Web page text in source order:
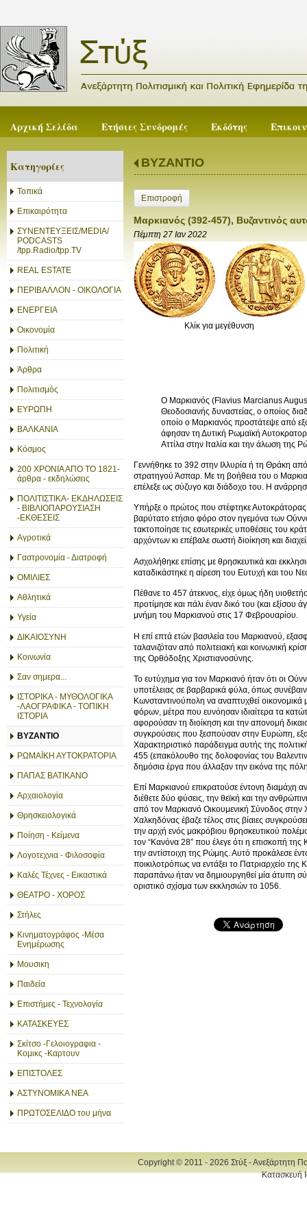
Αρχική Σελίδα Ετήσιες Συνδρομές Εκδότης
Κατηγορίες
Τοπικά
Επικαιρότητα
ΣΥΝΕΝΤΕΥΞΕΙΣ/MEDIA/
PODCASTS
/tpp.Radio/tpp.TV
REAL ESTATE
ΠΕΡΙΒΑΛΛΟΝ - ΟΙΚΟΛΟΓΙΑ
ΕΝΕΡΓΕΙΑ
Οικονομία
Πολιτική
Άρθρα
Πολιτισμός
ΕΥΡΩΠΗ
ΒΑΛΚΑΝΙΑ
Κόσμος
200 ΧΡΟΝΙΑ ΑΠΟ ΤΟ 1821-
άρθρα - εκδηλώσεις
ΠΟΛΙΤΙΣΤΙΚΑ- ΕΚΔΗΛΩΣΕΙΣ
- ΒΙΒΛΙΟΠΑΡΟΥΣΙΑΣΗ
-ΕΚΘΕΣΕΙΣ
Αγροτικά
Γαστρονομία - Διατροφή
ΟΜΙΛΙΕΣ
Αθλητικά
Υγεία
ΔΙΚΑΙΟΣΥΝΗ
Κοινωνία
Σαν σημερα...
ΙΣΤΟΡΙΚΑ - ΜΥΘΟΛΟΓΙΚΑ
-ΛΑΟΓΡΑΦΙΚΑ - ΤΟΠΙΚΗ
ΙΣΤΟΡΙΑ
ΒΥΖΑΝΤΙΟ
ΡΩΜΑΪΚΗ ΑΥΤΟΚΡΑΤΟΡΙΑ
ΠΑΠΑΣ ΒΑΤΙΚΑΝΟ
Αρχαιολογία
Θρησκειολογικά
Ποίηση - Κείμενα
Λογοτεχνια - Φιλοσοφία
Καλές Τέχνες - Εικαστικά
ΘΕΑΤΡΟ - ΧΟΡΟΣ
Στήλες
Κινηματογράφος -Μέσα
Ενημέρωσης
Μουσικη
Παιδεία
Επιστήμες - Τεχνολογία
ΚΑΤΑΣΚΕΥΕΣ
Σκίτσο -Γελοιογραφια -
Κομικς -Καρτουν
ΕΠΙΣΤΟΛΕΣ
ΑΣΤΥΝΟΜΙΚΑ ΝΕΑ
ΠΡΩΤΟΣΕΛΙΔΟ του μήνα
ΒΥΖΑΝΤΙΟ
Επιστροφή
Μαρκιανός (392-457), Βυζαντινός
Πέμπτη 27 Ιαν 2022
Κλίκ για μεγέθυνση
Ο Μαρκιανός (Flavius Marcianus
Θεοδοσιανής δυναστείας, ο οποίος
οποίο ο Μαρκιανός προστάτεψε από
άφησαν τη Δυτική Ρωμαϊκή
Αττίλα στην Ιταλία και την άλωση
Γεννήθηκε το 392 στην Ιλλυρία ή τη Θράκη
στρατηγού Άσπαρ. Με τη βοήθεια του ο
επέλεξε ως σύζυγο και διάδοχο του. Η
Υπήρξε ο πρώτος που στέφτηκε
βαρύτατο ετήσιο φόρο στον ηγεμόνα των
τακτοποίησε τις εσωτερικές υποθέσεις του
αρχόντων κι επέβαλε σωστή διοίκηση και
Ασχολήθηκε επίσης με θρησκευτικά και
καταδικάστηκε η αίρεση του Ευτυχή και του
Πέθανε το 457 άτεκνος, είχε όμως ήδη
προτίμησε και πάλι έναν δικό του (και
μνήμη του Μαρκιανού στις 17 Φεβρουαρίου.
Η επί επτά ετών βασιλεία του Μαρκιανού,
ταλανιζόταν από πολιτειακή και κοινωνική
της Ορθόδοξης Χριστιανοσύνης.
Το ευτύχημα για τον Μαρκιανό ήταν ότι οι
υποτέλειας σε βαρβαρικά φύλα, όπως
Κωνσταντινούπολη να αναπτυχθεί
φόρων, μέτρα που ευνόησαν ιδιαίτερα τα
αφορούσαν τη διοίκηση και την απονομή
συγκρούσεις που ξεσπούσαν στην Ευρώπη,
Χαρακτηριστικό παράδειγμα αυτής της
455 (επακόλουθο της δολοφονίας του
δημόσια έργα που άλλαξαν την εικόνα της
Επί Μαρκιανού επικρατούσε έντονη διαμάχη
διέθετε δύο φύσεις, την θεϊκή και την
από τον Μαρκιανό Οικουμενική Σύνοδος
Χαλκηδόνας έβαζε τέλος στις βίαιες
την αρχή ενός μακρόβιου θρησκευτικού
τον “Κανόνα 28” που έλεγε ότι η επισκοπή της
την αντίστοιχη της Ρώμης. Αυτό προκάλεσε
ποικιλοτρόπως να εντάξει το Πατριαρχείο
παραπάνω ήταν να δημιουργηθεί μία άτυπη
οριστικό σχίσμα των εκκλησιών το 1056.
Copyright © 2011 - 2026 Στύξ - Ανεξάρτητη
Κατασκευή